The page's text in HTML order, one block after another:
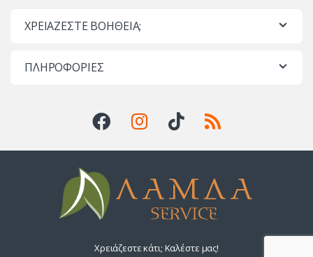
ΧΡΕΙΑΖΕΣΤΕ ΒΟΗΘΕΙΑ;
ΠΛΗΡΟΦΟΡΙΕΣ
Χρειάζεστε κάτι; Καλέστε μας!